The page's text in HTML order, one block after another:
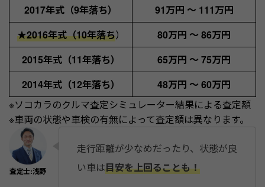
2017年式（9年落ち）
91万円 ～ 111万円
★2016年式（10年落ち）
80万円 ～ 86万円
2015年式（11年落ち）
65万円 ～ 75万円
2014年式（12年落ち）
48万円 ～ 60万円
※ソコカラのクルマ査定シミュレーター結果による査定額
※車両の状態や車検の有無によって査定額は異なります。
走行距離が少なめだったり、状態が良
い車は目安を上回ることも！